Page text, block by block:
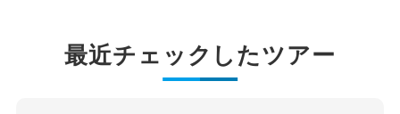
最近チェックしたツアー